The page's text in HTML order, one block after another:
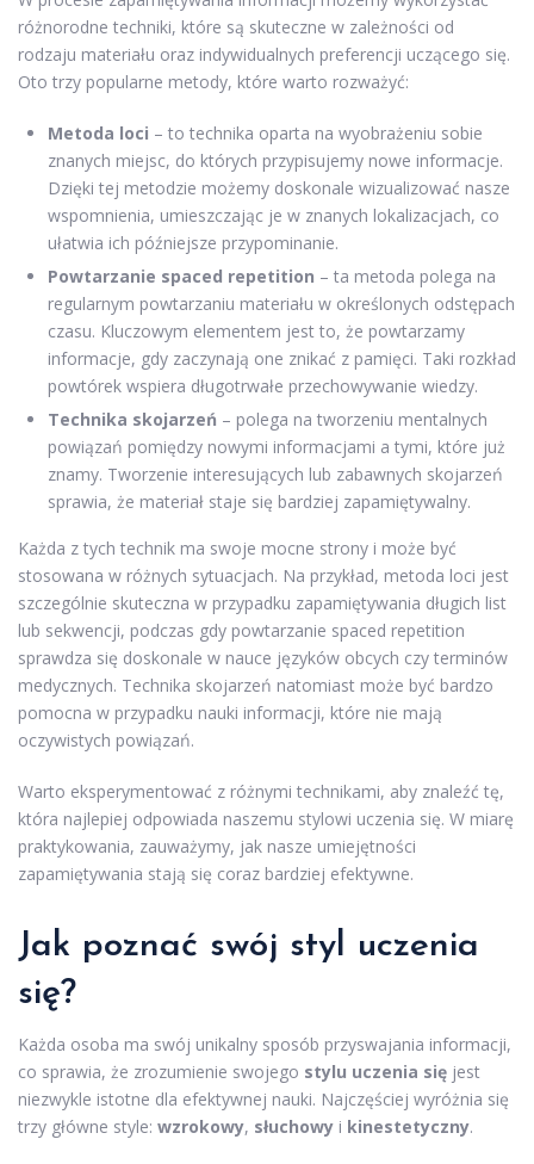
różnorodne techniki, które są skuteczne w zależności od
rodzaju materiału oraz indywidualnych preferencji uczącego się.
Oto trzy popularne metody, które warto rozważyć:
Metoda loci – to technika oparta na wyobrażeniu sobie
znanych miejsc, do których przypisujemy nowe informacje.
Dzięki tej metodzie możemy doskonale wizualizować nasze
wspomnienia, umieszczając je w znanych lokalizacjach, co
ułatwia ich późniejsze przypominanie.
Powtarzanie spaced repetition – ta metoda polega na
regularnym powtarzaniu materiału w określonych odstępach
czasu. Kluczowym elementem jest to, że powtarzamy
informacje, gdy zaczynają one znikać z pamięci. Taki rozkład
powtórek wspiera długotrwałe przechowywanie wiedzy.
Technika skojarzeń – polega na tworzeniu mentalnych
powiązań pomiędzy nowymi informacjami a tymi, które już
znamy. Tworzenie interesujących lub zabawnych skojarzeń
sprawia, że materiał staje się bardziej zapamiętywalny.
Każda z tych technik ma swoje mocne strony i może być
stosowana w różnych sytuacjach. Na przykład, metoda loci jest
szczególnie skuteczna w przypadku zapamiętywania długich list
lub sekwencji, podczas gdy powtarzanie spaced repetition
sprawdza się doskonale w nauce języków obcych czy terminów
medycznych. Technika skojarzeń natomiast może być bardzo
pomocna w przypadku nauki informacji, które nie mają
oczywistych powiązań.
Warto eksperymentować z różnymi technikami, aby znaleźć tę,
która najlepiej odpowiada naszemu stylowi uczenia się. W miarę
praktykowania, zauważymy, jak nasze umiejętności
zapamiętywania stają się coraz bardziej efektywne.
Jak poznać swój styl uczenia
się?
Każda osoba ma swój unikalny sposób przyswajania informacji,
co sprawia, że zrozumienie swojego stylu uczenia się jest
niezwykle istotne dla efektywnej nauki. Najczęściej wyróżnia się
trzy główne style: wzrokowy, słuchowy i kinestetyczny.